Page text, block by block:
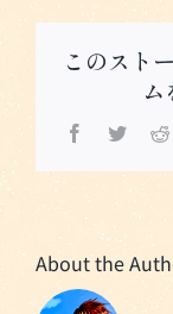
このスト
Facebook
Twitter
About the